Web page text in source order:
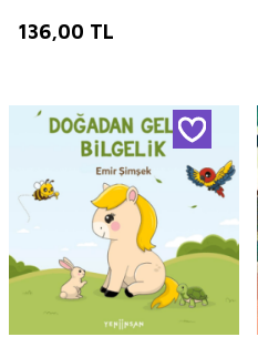
136,00 TL